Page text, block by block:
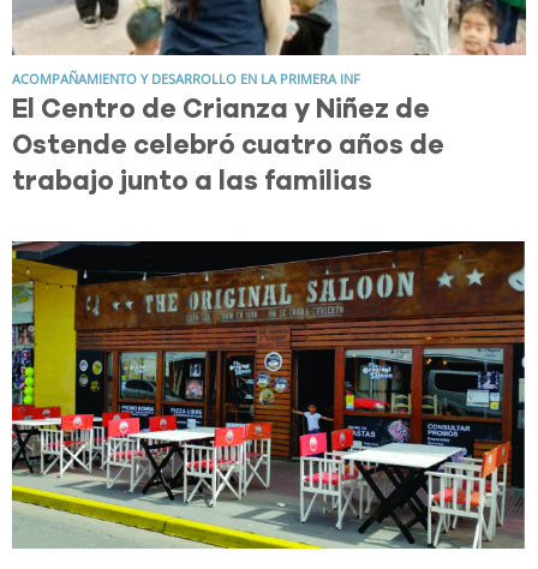
ACOMPAÑAMIENTO Y DESARROLLO EN LA PRIMERA INF
El Centro de Crianza y Niñez de
Ostende celebró cuatro años de
trabajo junto a las familias